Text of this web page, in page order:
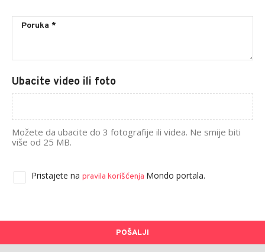
Ubacite video ili foto
Možete da ubacite do 3 fotografije ili videa. Ne smije biti
više od 25 MB.
Pristajete na pravila korišćenja Mondo portala.
POŠALJI